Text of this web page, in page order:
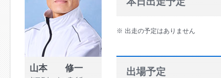
山本 修一
※ 出走の予定はありません
出場予定